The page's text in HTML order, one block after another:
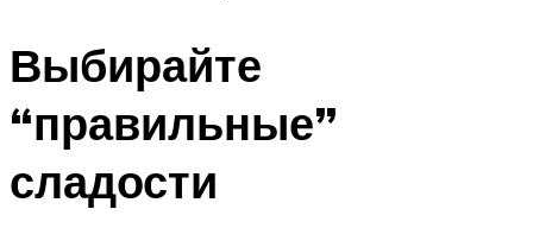
Выбирайте
“правильные”
сладости